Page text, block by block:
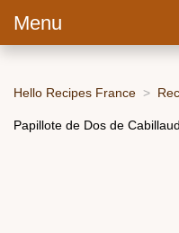
Menu
Hello Recipes France
Papillote de Dos de